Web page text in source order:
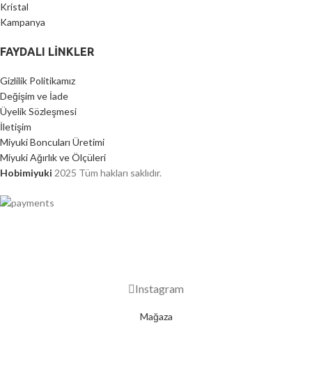
Kristal
Kampanya
FAYDALI LİNKLER
Gizlilik Politikamız
Değişim ve İade
Üyelik Sözleşmesi
İletişim
Miyuki Boncuları Üretimi
Miyuki Ağırlık ve Ölçüleri
Hobimiyuki 2025 Tüm hakları saklıdır.
Instagram
Mağaza